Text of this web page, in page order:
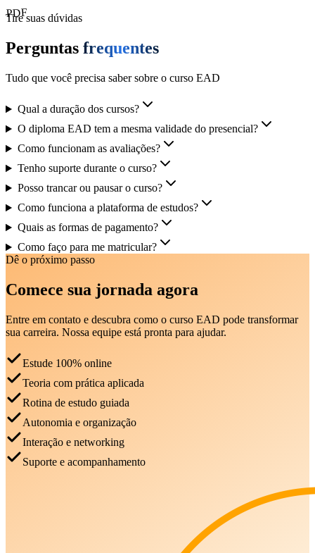
PDF
Tire suas dúvidas
Perguntas frequentes
Tudo que você precisa saber sobre o curso EAD
Qual a duração dos cursos?
O diploma EAD tem a mesma validade do presencial?
Como funcionam as avaliações?
Tenho suporte durante o curso?
Posso trancar ou pausar o curso?
Como funciona a plataforma de estudos?
Quais as formas de pagamento?
Como faço para me matricular?
Dê o próximo passo
Comece sua jornada agora
Entre em contato e descubra como o curso EAD pode transformar
sua carreira. Nossa equipe está pronta para ajudar.
Estude 100% online
Teoria com prática aplicada
Rotina de estudo guiada
Autonomia e organização
Interação e networking
Suporte e acompanhamento